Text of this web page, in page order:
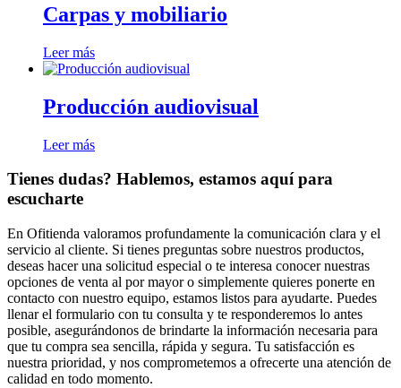
Carpas y mobiliario
Leer más
Producción audiovisual
Leer más
Tienes dudas? Hablemos, estamos aquí para
escucharte
En Ofitienda valoramos profundamente la comunicación clara y el
servicio al cliente. Si tienes preguntas sobre nuestros productos,
deseas hacer una solicitud especial o te interesa conocer nuestras
opciones de venta al por mayor o simplemente quieres ponerte en
contacto con nuestro equipo, estamos listos para ayudarte. Puedes
llenar el formulario con tu consulta y te responderemos lo antes
posible, asegurándonos de brindarte la información necesaria para
que tu compra sea sencilla, rápida y segura. Tu satisfacción es
nuestra prioridad, y nos comprometemos a ofrecerte una atención de
calidad en todo momento.